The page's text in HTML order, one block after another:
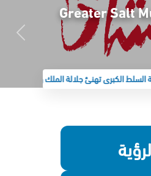
Greater Salt
الكبرى تهنئ جلالة الملك وولي العهد بحلول